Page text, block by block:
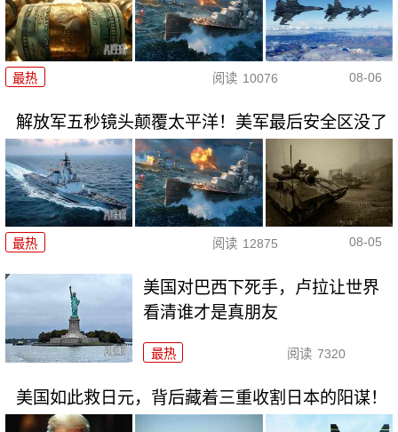
最热 阅读 10076 08-06
解放军五秒镜头颠覆太平洋！美军最后安全区没了
最热 阅读 12875 08-05
美国对巴西下死手，卢拉让世界
看清谁才是真朋友
最热 阅读 7320
美国如此救日元，背后藏着三重收割日本的阳谋！